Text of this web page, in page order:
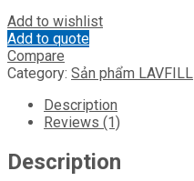
Add to wishlist
Add to quote
Compare
Category: Sản phẩm LAVFILL
Description
Reviews (1)
Description